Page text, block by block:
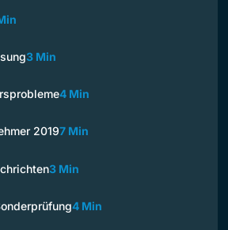
3 Min
4 Min
20197 Min
3 Min
4 Min